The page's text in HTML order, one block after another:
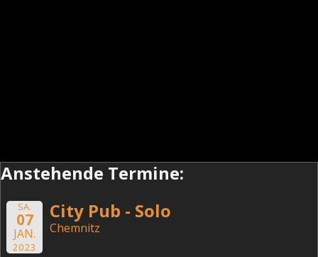
Anstehende Termine:
SA.
07
JAN.
2023
City Pub - Solo
Chemnitz